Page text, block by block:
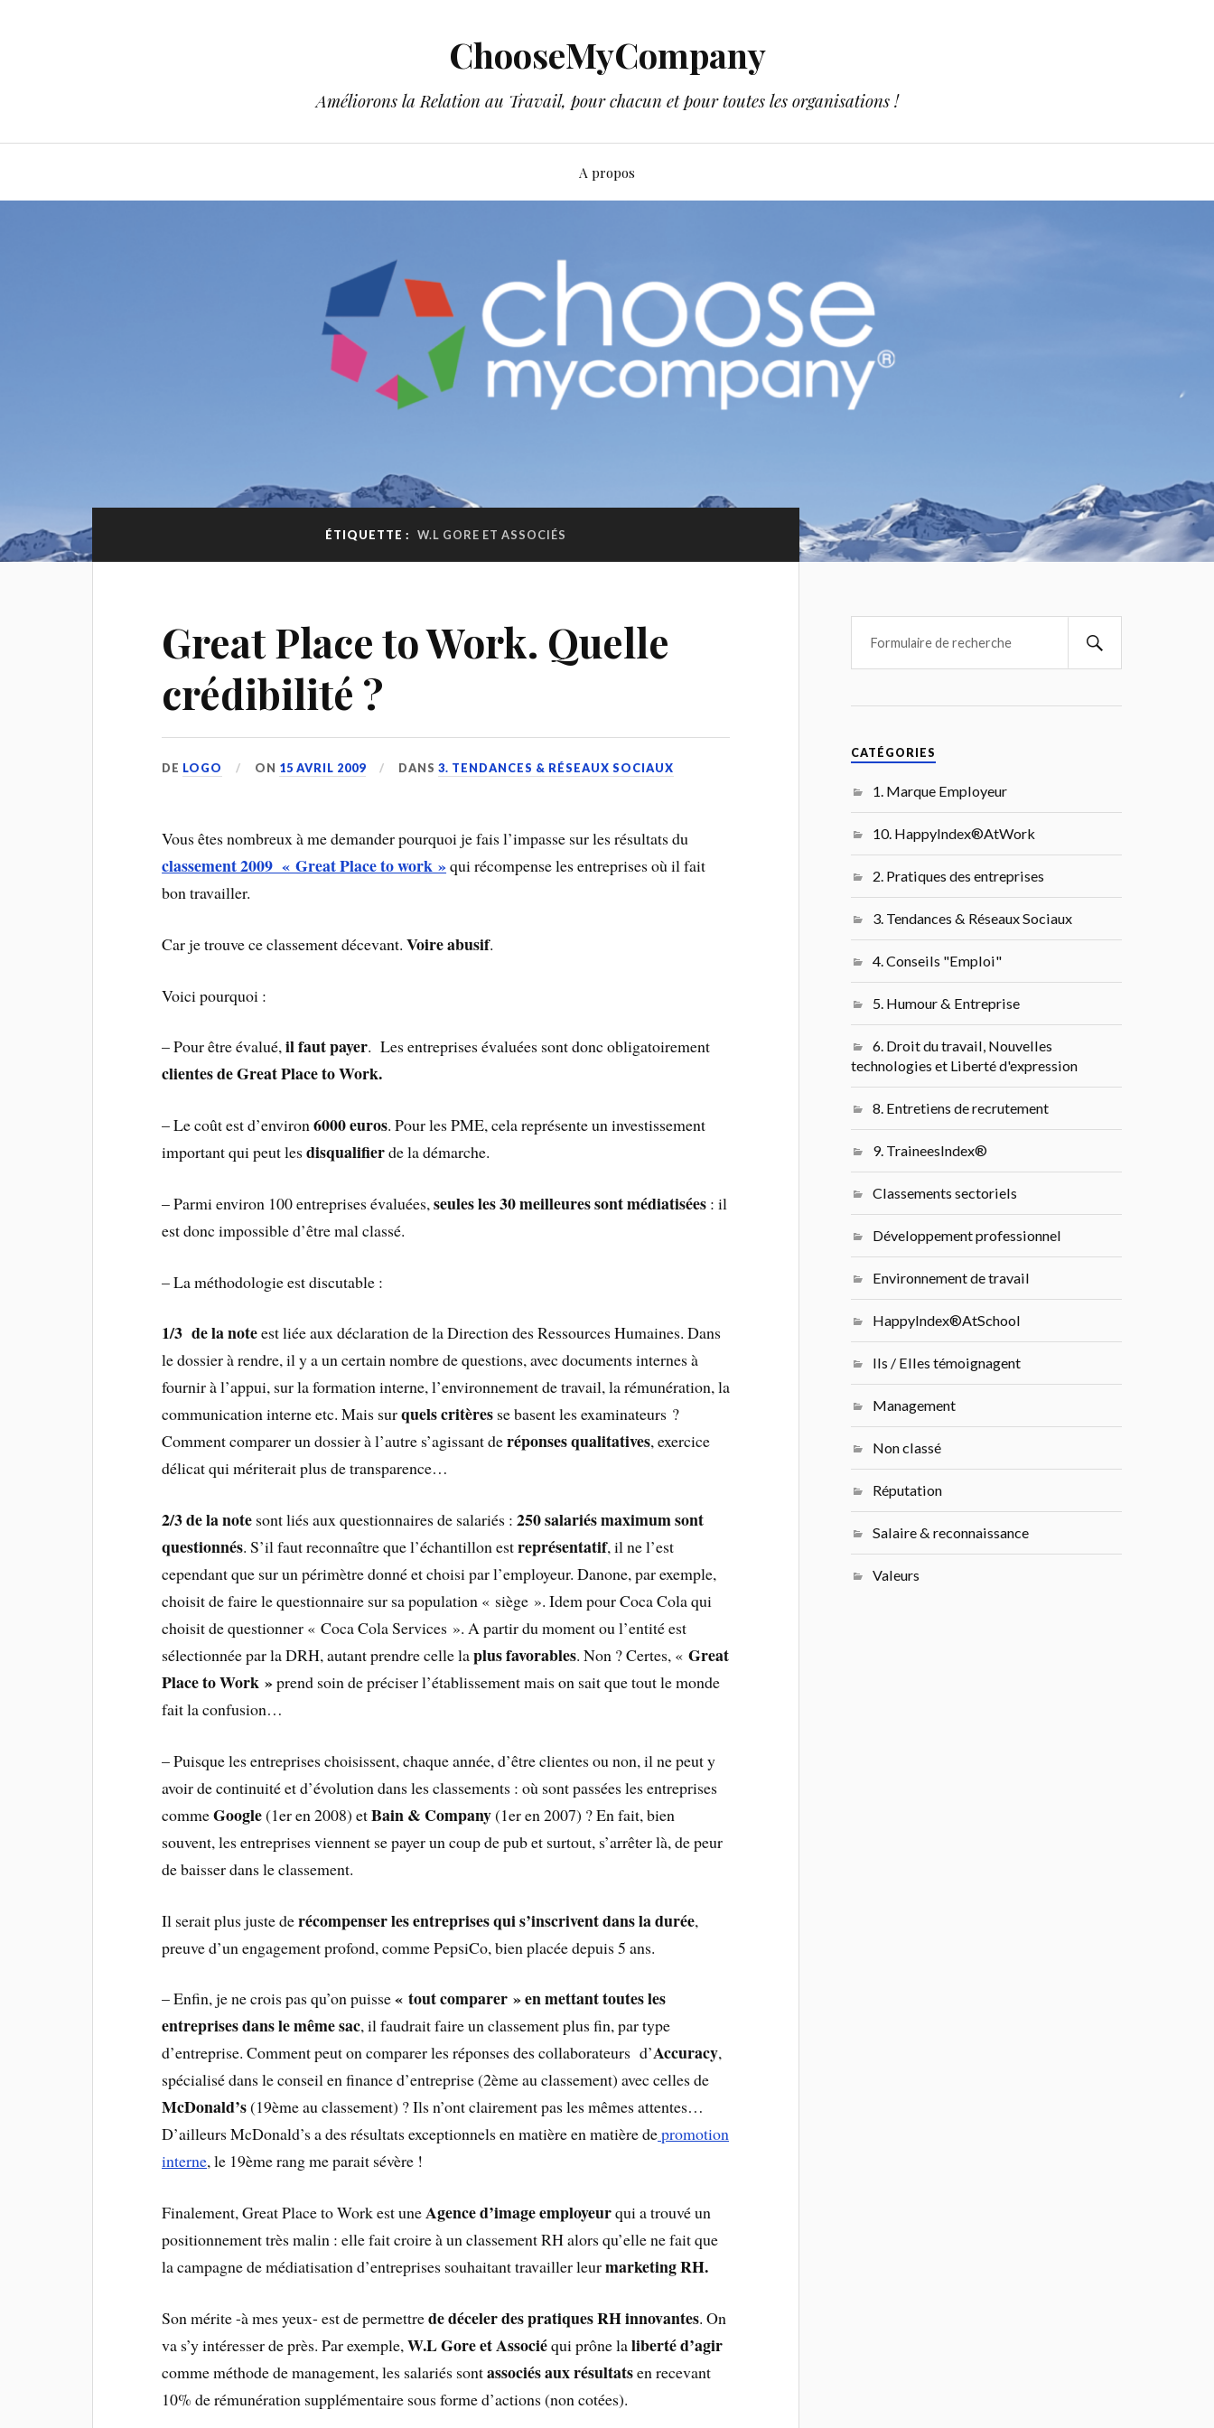
ChooseMyCompany
Améliorons la Relation au Travail, pour chacun et pour toutes les organisations !
A propos
ÉTIQUETTE : W.L GORE ET ASSOCIÉS
Great Place to Work. Quelle
crédibilité ?
DE LOGO ON 15 AVRIL 2009 DANS3. TENDANCES & RÉSEAUX SOCIAUX
Vous êtes nombreux à me demander pourquoi je fais l’impasse sur les résultats du
classement 2009 « Great Place to work »qui récompense les entreprises où il fait
bon travailler.
Car je trouve ce classement décevant.Voire abusif.
Voici pourquoi :
– Pour être évalué,il faut payer. Les entreprises évaluées sont donc obligatoirement
clientes de Great Place to Work.
– Le coût est d’environ6000 euros. Pour les PME, cela représente un investissement
important qui peut lesdisqualifierde la démarche.
– Parmi environ 100 entreprises évaluées,seules les 30 meilleures sont médiatisées : il
est donc impossible d’être mal classé.
– La méthodologie est discutable :
1/3 de la noteest liée aux déclaration de la Direction des Ressources Humaines. Dans
le dossier à rendre, il y a un certain nombre de questions, avec documents internes à
fournir à l’appui, sur la formation interne, l’environnement de travail, la rémunération, la
communication interne etc. Mais surquels critères se basent les examinateurs ?
Comment comparer un dossier à l’autre s’agissant deréponses qualitatives, exercice
délicat qui mériterait plus de transparence…
2/3 de la note sont liés aux questionnaires de salariés :250 salariés maximum sont
questionnés. S’il faut reconnaître que l’échantillon estreprésentatif, il ne l’est
cependant que sur un périmètre donné et choisi par l’employeur. Danone, par exemple,
choisit de faire le questionnaire sur sa population « siège ». Idem pour Coca Cola qui
choisit de questionner « Coca Cola Services ». A partir du moment ou l’entité est
sélectionnée par la DRH, autant prendre celle laplus favorables. Non ? Certes, «Great
Place to Work »prend soin de préciser l’établissement mais on sait que tout le monde
fait la confusion…
– Puisque les entreprises choisissent, chaque année, d’être clientes ou non, il ne peut y
avoir de continuité et d’évolution dans les classements : où sont passées les entreprises
commeGoogle(1er en 2008) etBain & Company(1er en 2007) ? En fait, bien
souvent, les entreprises viennent se payer un coup de pub et surtout, s’arrêter là, de peur
de baisser dans le classement.
Il serait plus juste derécompenser les entreprisesqui s’inscrivent dans la durée,
preuve d’un engagement profond, comme PepsiCo, bien placée depuis 5 ans.
– Enfin, je ne crois pas qu’on puisse« tout comparer » en mettant toutes les
entreprises dans le même sac, il faudrait faire un classement plus fin, par type
d’entreprise. Comment peut on comparer les réponses des collaborateurs d’Accuracy,
spécialisé dans le conseil en finance d’entreprise (2ème au classement) avec celles de
McDonald’s(19ème au classement) ? Ils n’ont clairement pas les mêmes attentes…
D’ailleurs McDonald’s a des résultats exceptionnels en matière en matière depromotion
interne, le 19ème rang me parait sévère !
Finalement, Great Place to Work est uneAgence d’image employeurqui a trouvé un
positionnement très malin : elle fait croire à un classement RH alors qu’elle ne fait que
la campagne de médiatisation d’entreprises souhaitant travailler leurmarketing RH.
Son mérite -à mes yeux- est de permettrede déceler des pratiques RH innovantes. On
va s’y intéresser de près. Par exemple,W.L Gore et Associéqui prône laliberté d’agir
comme méthode de management, les salariés sontassociés aux résultatsen recevant
10% de rémunération supplémentaire sous forme d’actions (non cotées).
CATÉGORIES
1. Marque Employeur
10. HappyIndex®AtWork
2. Pratiques des entreprises
3. Tendances & Réseaux Sociaux
4. Conseils "Emploi"
5. Humour & Entreprise
6. Droit du travail, Nouvelles
technologies et Liberté d'expression
8. Entretiens de recrutement
9. TraineesIndex®
Classements sectoriels
Développement professionnel
Environnement de travail
HappyIndex®AtSchool
Ils / Elles témoignagent
Management
Non classé
Réputation
Salaire & reconnaissance
Valeurs